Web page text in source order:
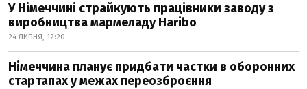
У Німеччині страйкують працівники заводу з
виробництва мармеладу Haribo
24 ЛИПНЯ, 12:20
Німеччина планує придбати частки в оборонних
стартапах у межах переозброєння